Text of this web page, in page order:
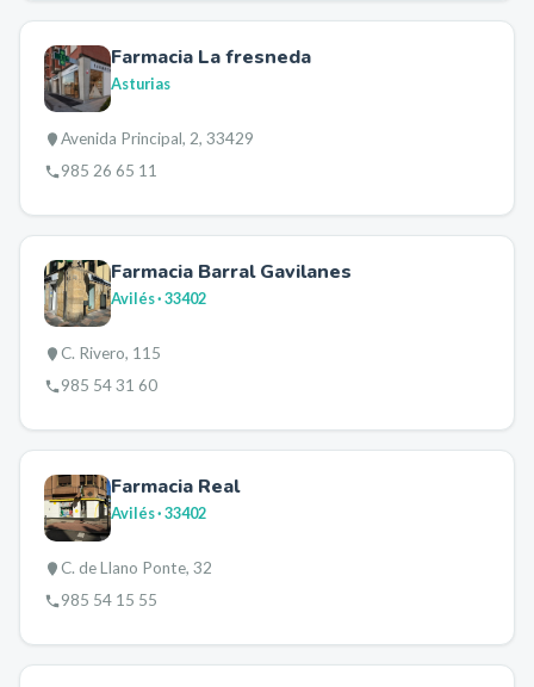
Farmacia La fresneda
Asturias
Avenida Principal, 2, 33429
985 26 65 11
Farmacia Barral Gavilanes
Avilés· 33402
C. Rivero, 115
985 54 31 60
Farmacia Real
Avilés· 33402
C. de Llano Ponte, 32
985 54 15 55